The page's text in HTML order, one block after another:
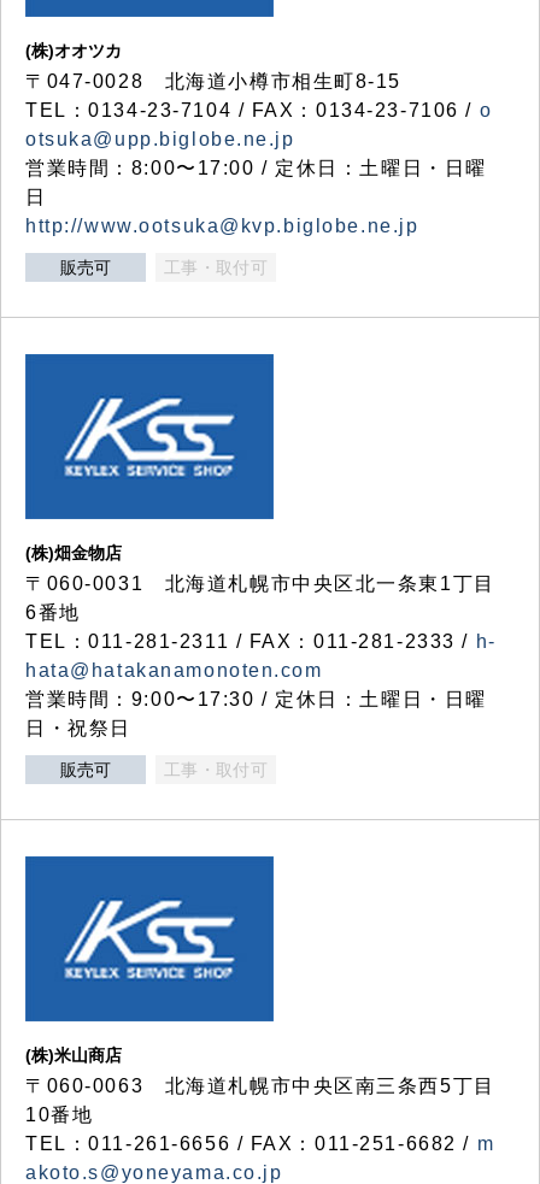
(株)オオツカ
〒047-0028 北海道小樽市相生町8-15
TEL：0134-23-7104 / FAX：0134-23-7106 / o
otsuka@upp.biglobe.ne.jp
営業時間：8:00〜17:00 / 定休日：土曜日・日曜
日
http://www.ootsuka@kvp.biglobe.ne.jp
販売可 工事・取付可
(株)畑金物店
〒060-0031 北海道札幌市中央区北一条東1丁目
6番地
TEL：011-281-2311 / FAX：011-281-2333 / h-
hata@hatakanamonoten.com
営業時間：9:00〜17:30 / 定休日：土曜日・日曜
日・祝祭日
販売可 工事・取付可
(株)米山商店
〒060-0063 北海道札幌市中央区南三条西5丁目
10番地
TEL：011-261-6656 / FAX：011-251-6682 / m
akoto.s@yoneyama.co.jp